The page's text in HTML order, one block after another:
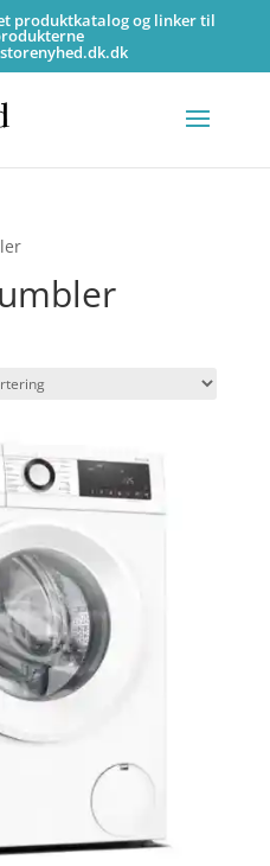
et produktkatalog og linker til